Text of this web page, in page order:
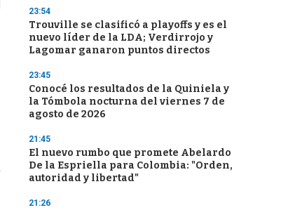
23:54
Trouville se clasificó a playoffs y es el
nuevo líder de la LDA; Verdirrojo y
Lagomar ganaron puntos directos
23:45
Conocé los resultados de la Quiniela y
la Tómbola nocturna del viernes 7 de
agosto de 2026
21:45
El nuevo rumbo que promete Abelardo
De la Espriella para Colombia: "Orden,
autoridad y libertad"
21:26